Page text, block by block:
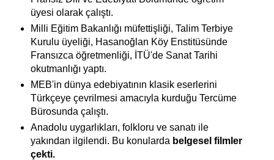
üyesi olarak çalıştı.
Milli Eğitim Bakanlığı müfettişliği, Talim Terbiye
Kurulu üyeliği, Hasanoğlan Köy Enstitüsünde
Fransızca öğretmenliği, İTÜ'de Sanat Tarihi
okutmanlığı yaptı.
MEB'in dünya edebiyatının klasik eserlerini
Türkçeye çevrilmesi amacıyla kurduğu Tercüme
Bürosunda çalıştı.
Anadolu uygarlıkları, folkloru ve sanatı ile
yakından ilgilendi. Bu konularda belgesel filmler
çekti.